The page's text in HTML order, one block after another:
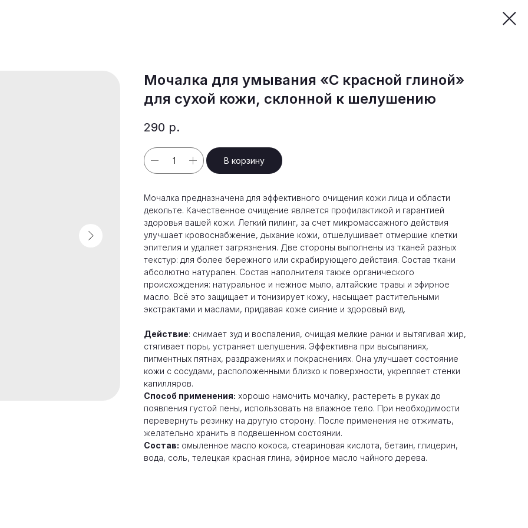
Мочалка для умывания «С красной глиной»
для сухой кожи, склонной к шелушению
290 р.
В корзину
Мочалка предназначена для эффективного очищения кожи лица и области
декольте. Качественное очищение является профилактикой и гарантией
здоровья вашей кожи. Легкий пилинг, за счет микромассажного действия
улучшает кровоснабжение, дыхание кожи, отшелушивает отмершие клетки
эпителия и удаляет загрязнения. Две стороны выполнены из тканей разных
текстур: для более бережного или скрабирующего действия. Состав ткани
абсолютно натурален. Состав наполнителя также органического
происхождения: натуральное и нежное мыло, алтайские травы и эфирное
масло. Всё это защищает и тонизирует кожу, насыщает растительными
экстрактами и маслами, придавая коже сияние и здоровый вид.
Действие: снимает зуд и воспаления, очищая мелкие ранки и вытягивая жир,
стягивает поры, устраняет шелушения. Эффективна при высыпаниях,
пигментных пятнах, раздражениях и покраснениях. Она улучшает состояние
кожи с сосудами, расположенными близко к поверхности, укрепляет стенки
капилляров.
Способ применения: хорошо намочить мочалку, растереть в руках до
появления густой пены, использовать на влажное тело. При необходимости
перевернуть резинку на другую сторону. После применения не отжимать,
желательно хранить в подвешенном состоянии.
Состав: омыленное масло кокоса, стеариновая кислота, бетаин, глицерин,
вода, соль, телецкая красная глина, эфирное масло чайного дерева.